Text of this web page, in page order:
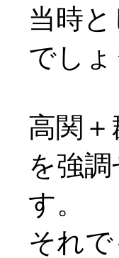
当時
でしょ
高関
を強
す。
それ